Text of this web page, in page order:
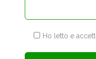
Ho letto e